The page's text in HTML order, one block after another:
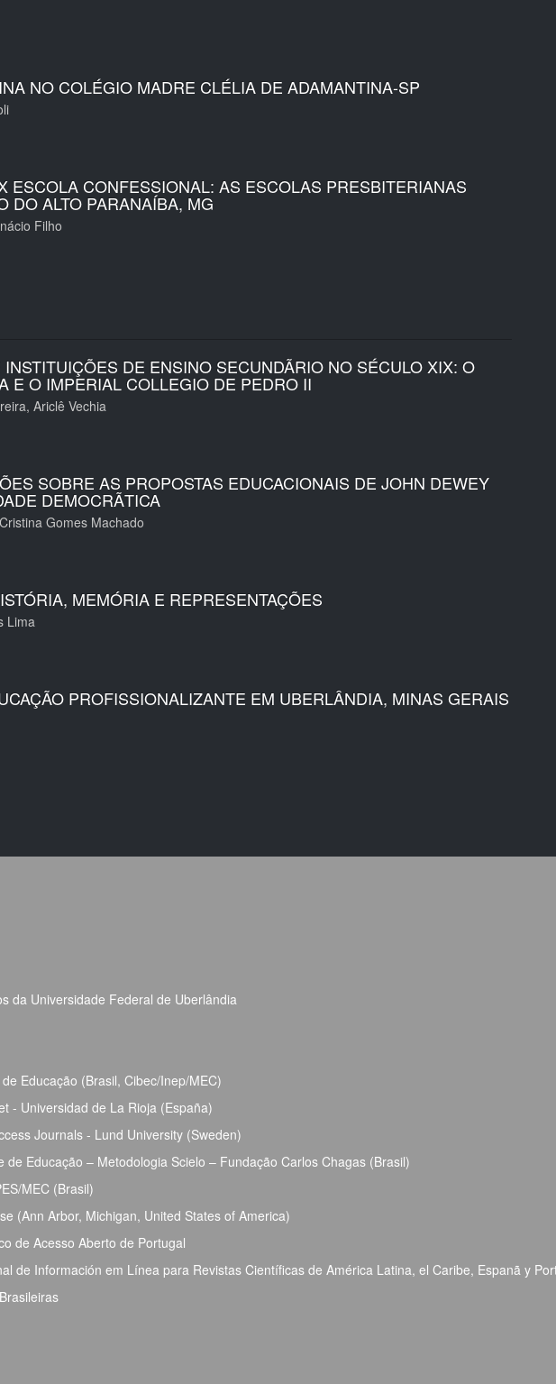
NO COLÉGIO MADRE CLÉLIA DE ADAMANTINA-SP
ESCOLA CONFESSIONAL: AS ESCOLAS PRESBITERIANAS
DO ALTO PARANAÍBA, MG
Filho
DE ENSINO SECUNDÃRIO NO SÉCULO XIX: O
E O IMPERIAL COLLEGIO DE PEDRO II
Ariclê Vechia
SOBRE AS PROPOSTAS EDUCACIONAIS DE JOHN DEWEY
DEMOCRÃTICA
Gomes Machado
MEMÓRIA E REPRESENTAÇÕES
Lima
PROFISSIONALIZANTE EM UBERLÂNDIA, MINAS GERAIS
da Universidade Federal de Uberlândia
Educação (Brasil, Cibec/Inep/MEC)
- Universidad de La Rioja (España)
Journals - Lund University (Sweden)
de Educação – Metodologia Scielo – Fundação Carlos Chagas (Brasil)
MEC (Brasil)
(Ann Arbor, Michigan, United States of America)
de Acesso Aberto de Portugal
de Información em Línea para Revistas Científicas de América Latina, el Caribe, Espanã y